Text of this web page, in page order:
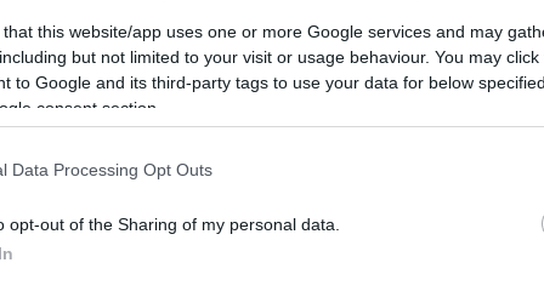
that this website/app uses one or more Google services and may
but not limited to your visit or usage behaviour. You may
to Google and its third-party tags to use your data for below
consent section.
Data Processing Opt Outs
opt-out of the Sharing of my personal data.
elszórtan kialakultak - akár szupercellás jegyeket
viharjelzési szezon eddigi legerősebb vihara
szerveződő, szupercellás jegyeket viselő zivatarok
90 kilométeres feletti széllökések társultak.
is